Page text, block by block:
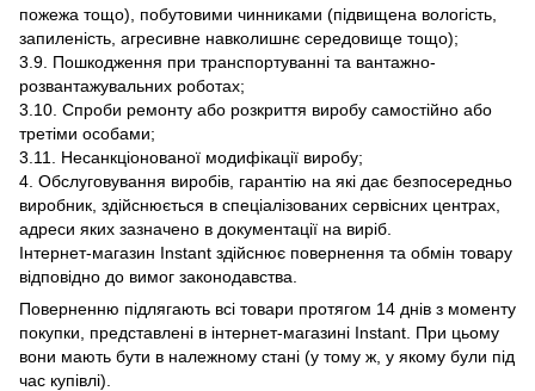
пожежа тощо), побутовими чинниками (підвищена вологість,
запиленість, агресивне навколишнє середовище тощо);
3.9. Пошкодження при транспортуванні та вантажно-
розвантажувальних роботах;
3.10. Спроби ремонту або розкриття виробу самостійно або
третіми особами;
3.11. Несанкціонованої модифікації виробу;
4. Обслуговування виробів, гарантію на які дає безпосередньо
виробник, здійснюється в спеціалізованих сервісних центрах,
адреси яких зазначено в документації на виріб.
Інтернет-магазин Instant здійснює повернення та обмін товару
відповідно до вимог законодавства.
Поверненню підлягають всі товари протягом 14 днів з моменту
покупки, представлені в інтернет-магазині Instant. При цьому
вони мають бути в належному стані (у тому ж, у якому були під
час купівлі).